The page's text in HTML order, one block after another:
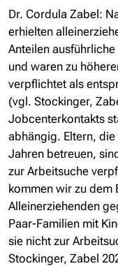
Dr. Cordula Zabel:
erhielten
Anteilen
und waren zu
verpflichtet als
(vgl. Stockinger,
Jobcenterkontakts
abhängig. Eltern,
Jahren betreuen,
zur Arbeitsuche
kommen wir zu dem
Alleinerziehenden
Paar-Familien mit
sie nicht zur
Stockinger, Zabel